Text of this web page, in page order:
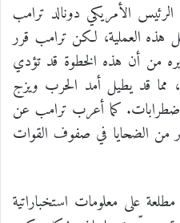
الأمريكي دونالد ترامب
هذه العملية، لكن ترامب قرر
من أن هذه الخطوة قد تؤدي
مما قد يطيل أمد الحرب ويزج
كما أعرب ترامب عن
من الضحايا في صفوف القوات
على معلومات استخباراتية